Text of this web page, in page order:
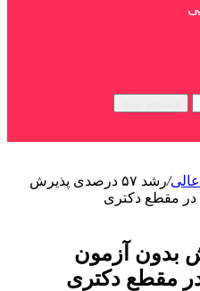
/
رشد ۵۷ درصدی پذیرش
در مقطع دکتری
بدون آزمون
مقطع دکتری